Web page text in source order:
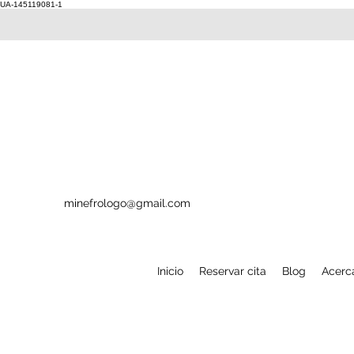
UA-145119081-1
minefrologo@gmail.com
Inicio Reservar cita Blog